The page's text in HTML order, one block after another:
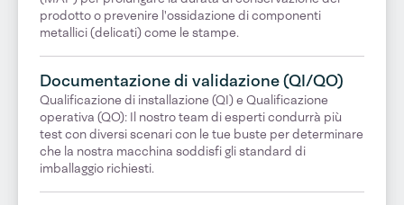
prodotto o prevenire l'ossidazione di componenti
metallici (delicati) come le stampe.
Documentazione di validazione (QI/QO)
Qualificazione di installazione (QI) e Qualificazione
operativa (QO): Il nostro team di esperti condurrà più
test con diversi scenari con le tue buste per determinare
che la nostra macchina soddisfi gli standard di
imballaggio richiesti.